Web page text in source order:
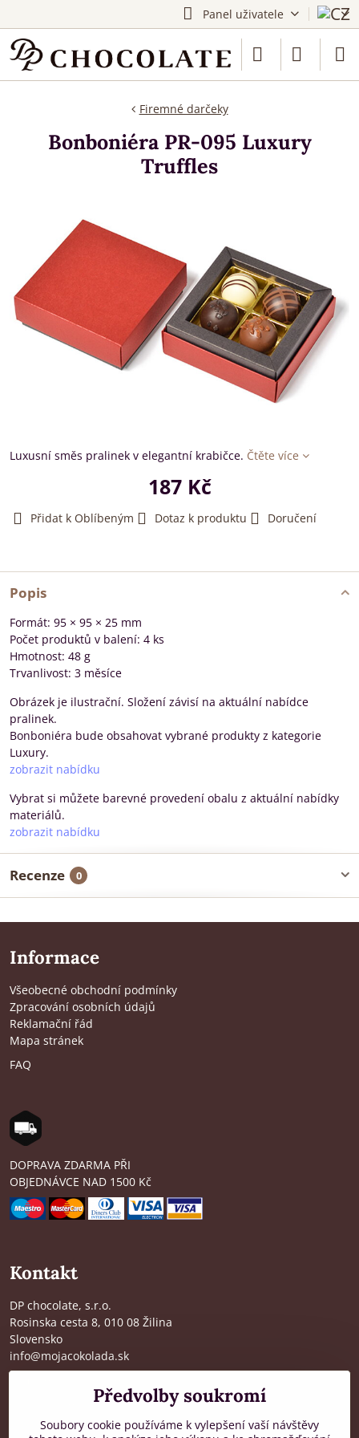
Panel uživatele
Firemné darčeky
Bonboniéra PR-095 Luxury
Truffles
Luxusní směs pralinek v elegantní krabičce. Čtěte více
187 Kč
Přidat k Oblíbeným Dotaz k produktu Doručení
Popis
Formát: 95 × 95 × 25 mm
Počet produktů v balení: 4 ks
Hmotnost: 48 g
Trvanlivost: 3 měsíce
Obrázek je ilustrační. Složení závisí na aktuální nabídce
pralinek.
Bonboniéra bude obsahovat vybrané produkty z kategorie
Luxury.
zobrazit nabídku
Vybrat si můžete barevné provedení obalu z aktuální nabídky
materiálů.
zobrazit nabídku
Recenze 0
Informace
Všeobecné obchodní podmínky
Zpracování osobních údajů
Reklamační řád
Mapa stránek
FAQ
DOPRAVA ZDARMA PŘI
OBJEDNÁVCE NAD 1500 Kč
Kontakt
DP chocolate, s.r.o.
Rosinska cesta 8, 010 08 Žilina
Slovensko
info@mojacokolada.sk
Kde nás najdete
Předvolby soukromí
Soubory cookie používáme k vylepšení vaší návštěvy